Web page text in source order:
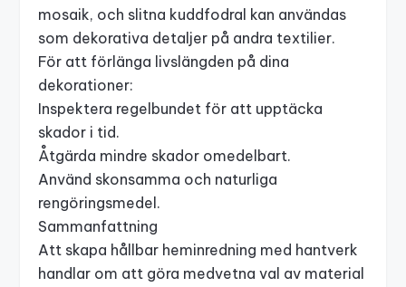
mosaik, och slitna kuddfodral kan användas
som dekorativa detaljer på andra textilier.
För att förlänga livslängden på dina
dekorationer:
Inspektera regelbundet för att upptäcka
skador i tid.
Åtgärda mindre skador omedelbart.
Använd skonsamma och naturliga
rengöringsmedel.
Sammanfattning
Att skapa hållbar heminredning med hantverk
handlar om att göra medvetna val av material